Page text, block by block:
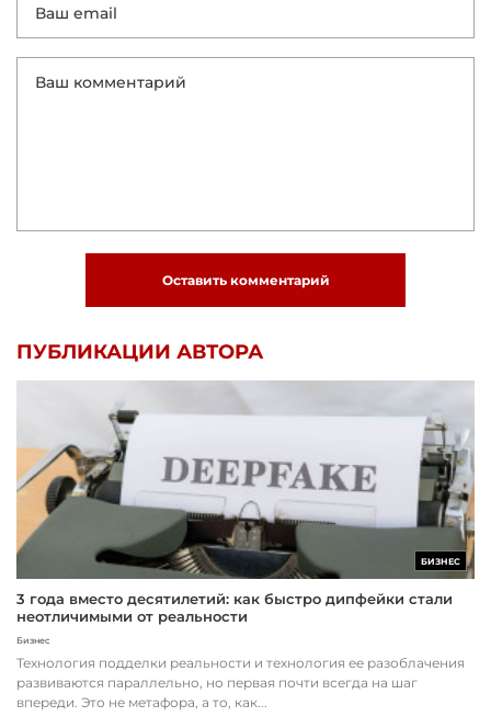
Оставить комментарий
ПУБЛИКАЦИИ АВТОРА
БИЗНЕС
3 года вместо десятилетий: как быстро дипфейки стали
неотличимыми от реальности
Бизнес
Технология подделки реальности и технология ее разоблачения
развиваются параллельно, но первая почти всегда на шаг
впереди. Это не метафора, а то, как...